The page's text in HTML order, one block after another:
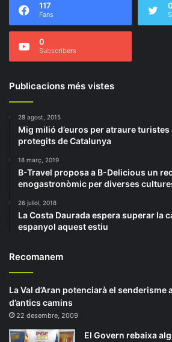
117
Fans
0
0
Subscribers
Publicacions més vistes
28 agost, 2015
Mig milió d’euros per atraure
protegits de Catalunya
18 març, 2019
B-Travel proposa a B-Delicious un
enogastronòmic per diverses
26 juliol, 2018
La Costa Daurada espera superar la
espanyol aquest estiu
Recomanem
La Val d’Aran potenciarà el senderisme
d’antics camins
22 desembre, 2009
El Govern rebaixa